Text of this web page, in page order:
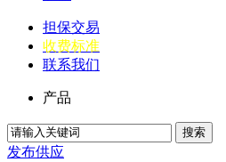
担保交易
收费标准
联系我们
产品
搜索
发布供应